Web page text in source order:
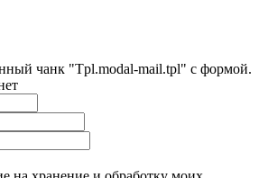
чанк "Tpl.modal-mail.tpl" с формой.